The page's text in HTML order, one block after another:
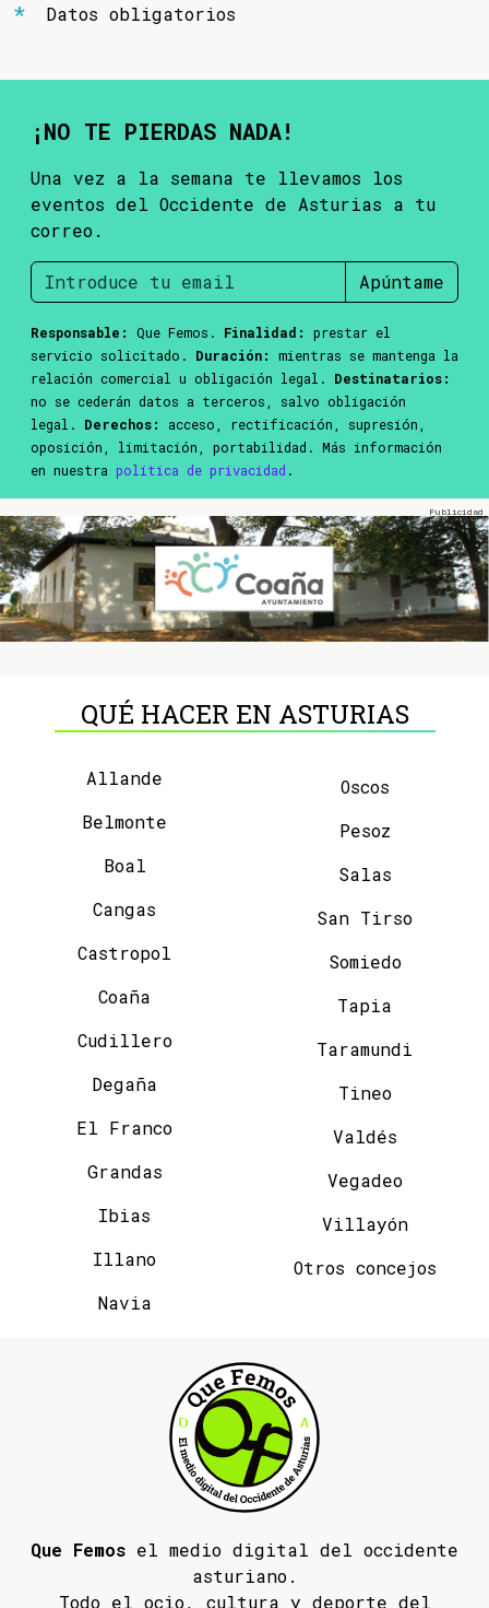
Datos obligatorios
¡NO TE PIERDAS NADA!
Una vez a la semana te llevamos los
eventos del Occidente de Asturias a tu
correo.
Apúntame
Responsable: Que Femos. Finalidad:
prestar el
servicio solicitado. Duración:
mientras se mantenga la
relación comercial u obligación legal. Destinatarios:
no se cederán datos a terceros, salvo obligación
legal. Derechos:
acceso, rectificación, supresión,
oposición, limitación, portabilidad. Más información
en nuestra política de privacidad .
QUÉ HACER EN ASTURIAS
Allande
Belmonte
Boal
Cangas
Castropol
Coaña
Cudillero
Degaña
El Franco
Grandas
Ibias
Illano
Navia
Oscos
Pesoz
Salas
San Tirso
Somiedo
Tapia
Taramundi
Tineo
Valdés
Vegadeo
Villayón
Otros concejos
Que Femos el medio digital del occidente
asturiano.
Todo el ocio, cultura y deporte del